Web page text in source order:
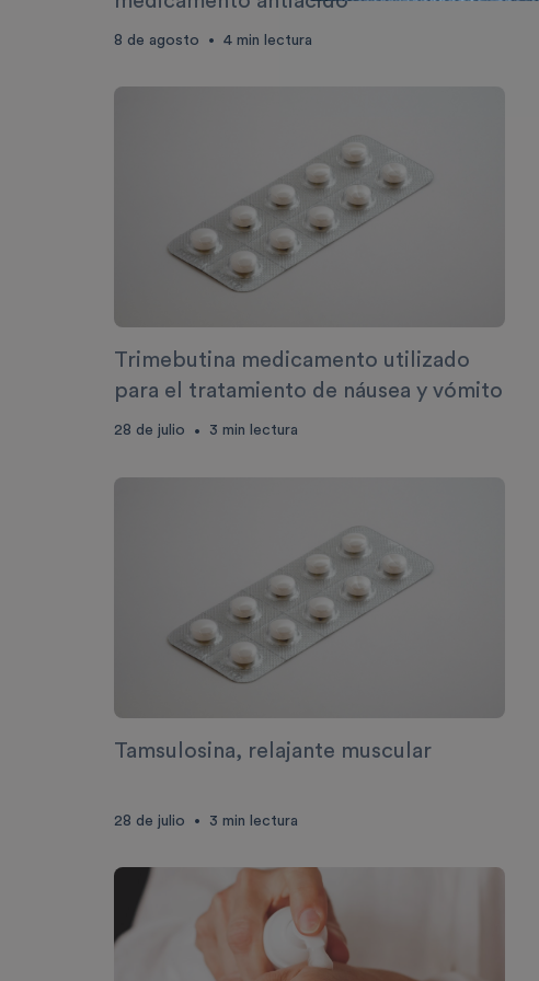
8 de agosto • 4 min lectura
Trimebutina medicamento utilizado
para el tratamiento de náusea y vómito
28 de julio • 3 min lectura
Tamsulosina, relajante muscular
28 de julio • 3 min lectura